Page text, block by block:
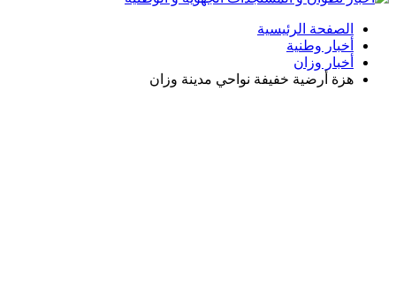
الصفحة الرئيسية
أخبار وطنية
أخبار وزان
هزة أرضية خفيفة نواحي مدينة وزان